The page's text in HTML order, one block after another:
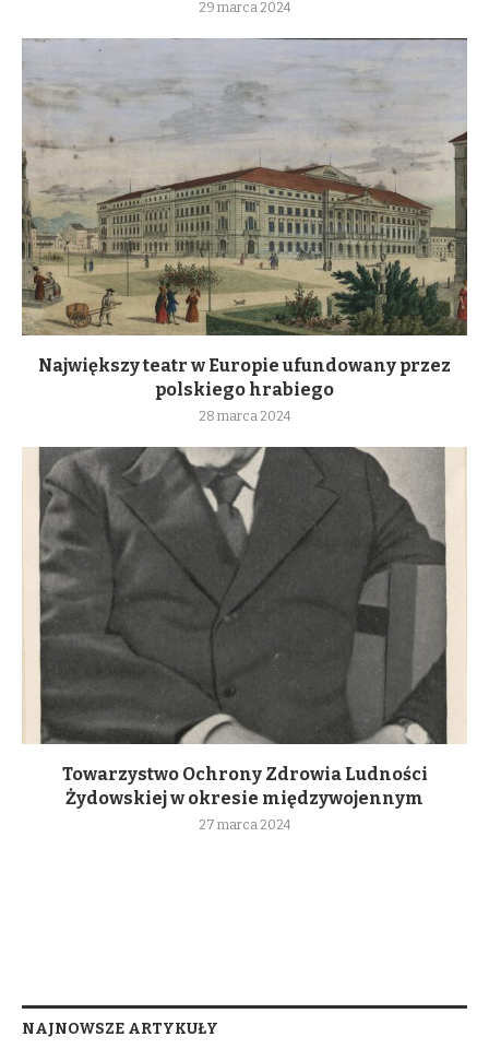
29 marca 2024
Największy teatr w Europie ufundowany przez
polskiego hrabiego
28 marca 2024
Towarzystwo Ochrony Zdrowia Ludności
Żydowskiej w okresie międzywojennym
27 marca 2024
NAJNOWSZE ARTYKUŁY